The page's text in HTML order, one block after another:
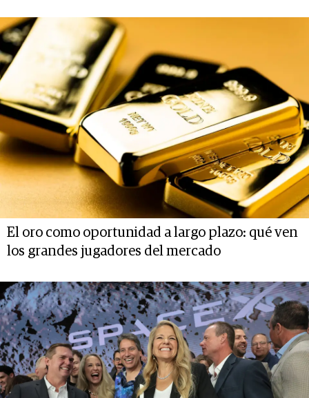
El oro como oportunidad a largo plazo: qué ven
los grandes jugadores del mercado